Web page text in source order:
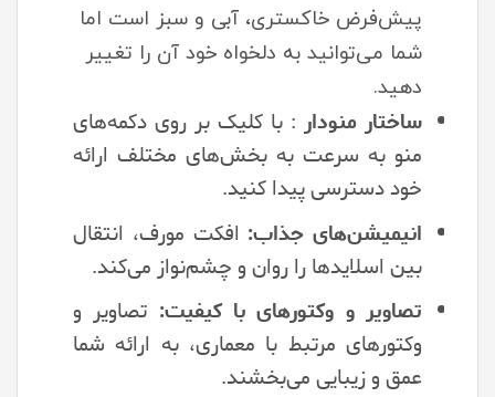
پیش‌فرض خاکستری، آبی و سبز است اما
شما می‌توانید به دلخواه خود آن را تغییر
دهید.
ساختار منودار : با کلیک بر روی دکمه‌های
منو به سرعت به بخش‌های مختلف ارائه
خود دسترسی پیدا کنید.
انیمیشن‌های جذاب: افکت مورف، انتقال
بین اسلایدها را روان و چشم‌نواز می‌کند.
تصاویر و وکتورهای با کیفیت: تصاویر و
وکتورهای مرتبط با معماری، به ارائه شما
عمق و زیبایی می‌بخشند.